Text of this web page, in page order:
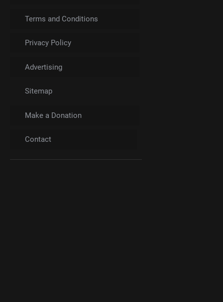
Terms and Conditions
Privacy Policy
Advertising
Sitemap
Make a Donation
Contact